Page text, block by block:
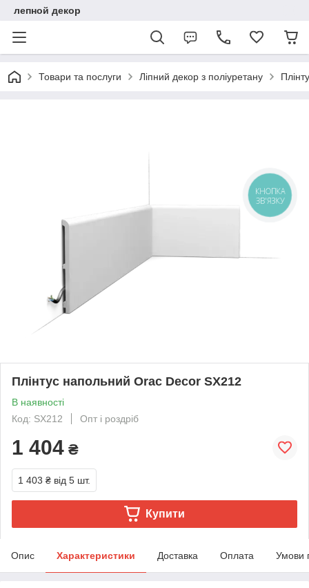
лепной декор
Товари та послуги Ліпний декор з поліуретану
Плінтус напольний Orac Decor SX212
В наявності
Код: SX212
Опт і роздріб
1 404 ₴
1 403 ₴ від 5 шт.
Купити
Опис Характеристики Доставка Оплата Умови
КНОПКА
ЗВ'ЯЗКУ